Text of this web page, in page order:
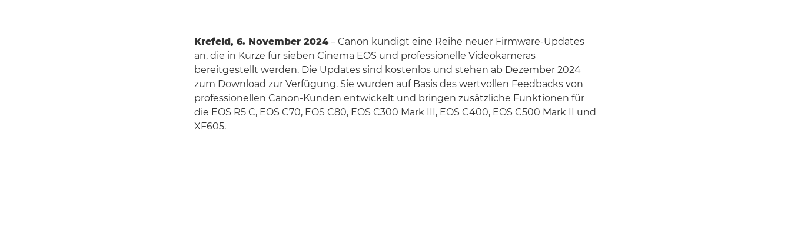
Krefeld, 6. November 2024 – Canon kündigt eine Reihe neuer Firmware-Updates
an, die in Kürze für sieben Cinema EOS und professionelle Videokameras
bereitgestellt werden. Die Updates sind kostenlos und stehen ab Dezember 2024
zum Download zur Verfügung. Sie wurden auf Basis des wertvollen Feedbacks von
professionellen Canon-Kunden entwickelt und bringen zusätzliche Funktionen für
die EOS R5 C, EOS C70, EOS C80, EOS C300 Mark III, EOS C400, EOS C500 Mark II und
XF605.